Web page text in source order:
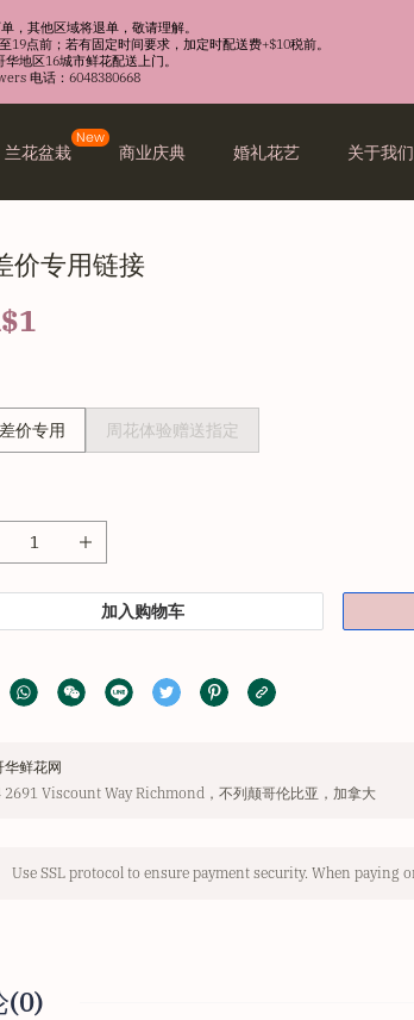
，其他区域将退单，敬请理解。
点前；若有固定时间要求，加定时配送费+$10税前。
地区16城市鲜花配送上门。
电话：6048380668
兰花盆栽
New
商业庆典 婚礼花艺 关于我们
价专用链接
价专用 周花体验赠送指定
加入购物车
华鲜花网
2691 Viscount Way Richmond，不列颠哥伦比亚，加拿大
(0)